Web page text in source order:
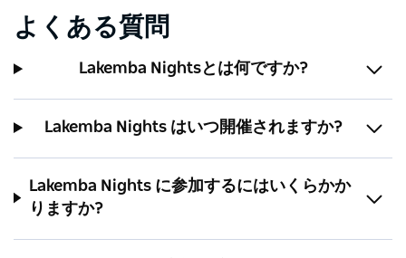
よくある質問
Lakemba Nightsとは何ですか?
Lakemba Nights はいつ開催されますか?
Lakemba Nights に参加するにはいくらかか
りますか?